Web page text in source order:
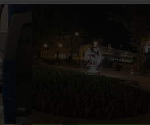
29